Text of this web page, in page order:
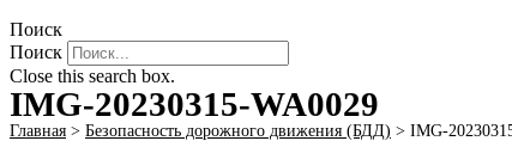
Поиск
Поиск
Close this search box.
IMG-20230315-WA0029
Главная > Безопасность дорожного движения (БДД) > IMG-